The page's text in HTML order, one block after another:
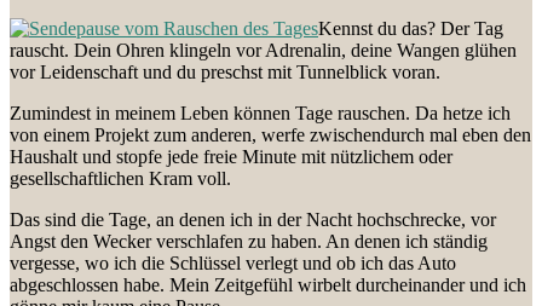
Kennst du das? Der Tag
rauscht. Dein Ohren klingeln vor Adrenalin, deine Wangen glühen
vor Leidenschaft und du preschst mit Tunnelblick voran.
Zumindest in meinem Leben können Tage rauschen. Da hetze ich
von einem Projekt zum anderen, werfe zwischendurch mal eben den
Haushalt und stopfe jede freie Minute mit nützlichem oder
gesellschaftlichen Kram voll.
Das sind die Tage, an denen ich in der Nacht hochschrecke, vor
Angst den Wecker verschlafen zu haben. An denen ich ständig
vergesse, wo ich die Schlüssel verlegt und ob ich das Auto
abgeschlossen habe. Mein Zeitgefühl wirbelt durcheinander und ich